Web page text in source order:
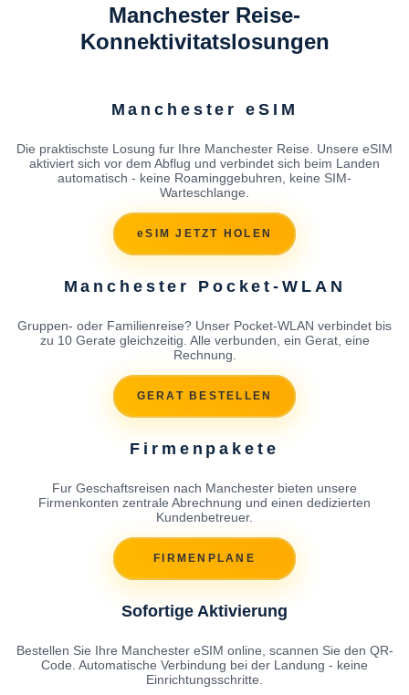
Manchester Reise-
Konnektivitatslosungen
Manchester eSIM
Die praktischste Losung fur Ihre Manchester Reise. Unsere eSIM
aktiviert sich vor dem Abflug und verbindet sich beim Landen
automatisch - keine Roaminggebuhren, keine SIM-
Warteschlange.
eSIM JETZT HOLEN
Manchester Pocket-WLAN
Gruppen- oder Familienreise? Unser Pocket-WLAN verbindet bis
zu 10 Gerate gleichzeitig. Alle verbunden, ein Gerat, eine
Rechnung.
GERAT BESTELLEN
Firmenpakete
Fur Geschaftsreisen nach Manchester bieten unsere
Firmenkonten zentrale Abrechnung und einen dedizierten
Kundenbetreuer.
FIRMENPLANE
Sofortige Aktivierung
Bestellen Sie Ihre Manchester eSIM online, scannen Sie den QR-
Code. Automatische Verbindung bei der Landung - keine
Einrichtungsschritte.